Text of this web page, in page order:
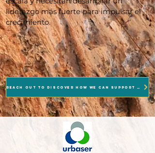
liderazgo más fuerte para impulsar el
crecimiento.
reach out to discover how we can support you